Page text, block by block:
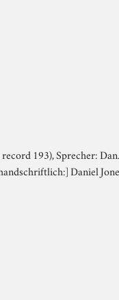
193), Sprecher:
Daniel